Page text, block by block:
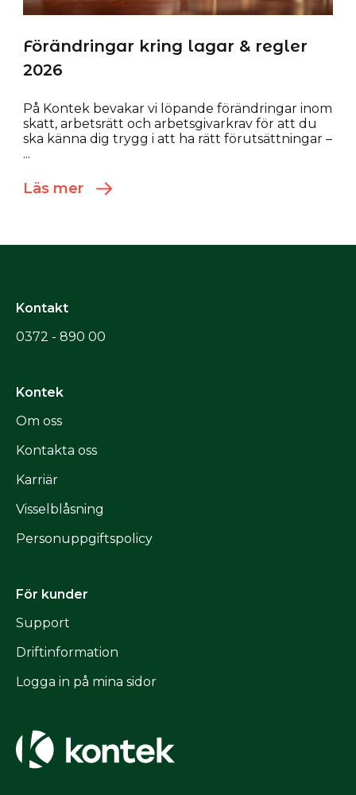
Förändringar kring lagar & regler
2026
På Kontek bevakar vi löpande förändringar inom
skatt, arbetsrätt och arbetsgivarkrav för att du
ska känna dig trygg i att ha rätt förutsättningar –
...
Läs mer
Kontakt
0372 - 890 00
Kontek
Om oss
Kontakta oss
Karriär
Visselblåsning
Personuppgiftspolicy
För kunder
Support
Driftinformation
Logga in på mina sidor